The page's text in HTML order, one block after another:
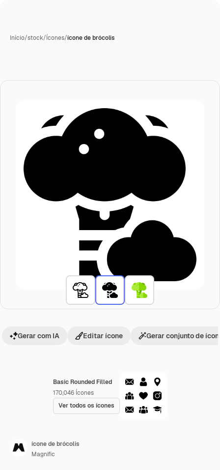
Início/stock/Ícones/ícone de brócolis
Basic Rounded Filled
170,046 Ícones
Ver todos os ícones
Gerar com IA Editar ícone Gerar conjunto de
ícone de brócolis
Magnific